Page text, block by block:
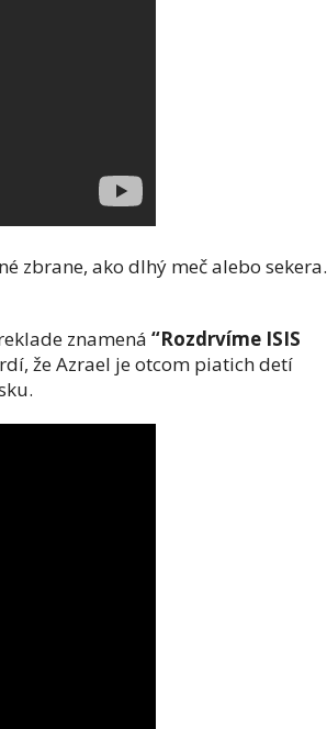
zbrane, ako dlhý meč alebo sekera.
znamená “Rozdrvíme ISIS
že Azrael je otcom piatich detí